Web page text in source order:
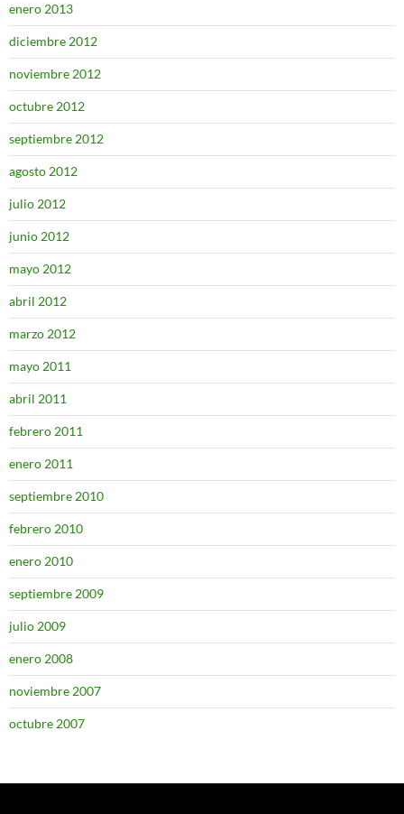
enero 2013
diciembre 2012
noviembre 2012
octubre 2012
septiembre 2012
agosto 2012
julio 2012
junio 2012
mayo 2012
abril 2012
marzo 2012
mayo 2011
abril 2011
febrero 2011
enero 2011
septiembre 2010
febrero 2010
enero 2010
septiembre 2009
julio 2009
enero 2008
noviembre 2007
octubre 2007